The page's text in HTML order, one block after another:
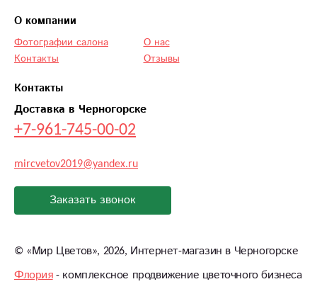
Контакты
Доставка в Черногорске
+7-961-745-00-02
mircvetov2019@yandex.ru
Заказать звонок
О компании
Фотографии салона
Контакты
О нас
Отзывы
© «Мир Цветов», 2026, Интернет-магазин в Черногорске
Флория- комплексное продвижение цветочного бизнеса